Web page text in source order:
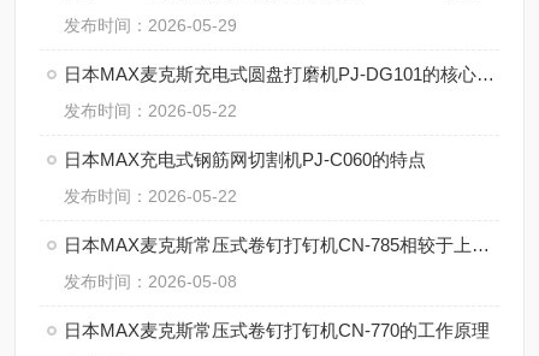
发布时间：2026-05-29
日本MAX麦克斯充电式圆盘打磨机PJ-DG101的核心技术
发布时间：2026-05-22
日本MAX充电式钢筋网切割机PJ-C060的特点
发布时间：2026-05-22
日本MAX麦克斯常压式卷钉打钉机CN-785相较于上一代，哪些方面升级
发布时间：2026-05-08
日本MAX麦克斯常压式卷钉打钉机CN-770的工作原理